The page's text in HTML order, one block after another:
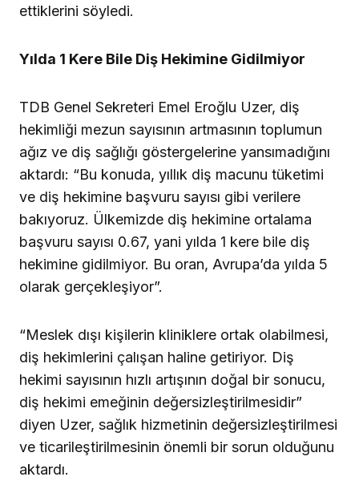
ettiklerini söyledi.
Yılda 1 Kere Bile Diş Hekimine Gidilmiyor
TDB Genel Sekreteri Emel Eroğlu Uzer, diş
hekimliği mezun sayısının artmasının toplumun
ağız ve diş sağlığı göstergelerine yansımadığını
aktardı: “Bu konuda, yıllık diş macunu tüketimi
ve diş hekimine başvuru sayısı gibi verilere
bakıyoruz. Ülkemizde diş hekimine ortalama
başvuru sayısı 0.67, yani yılda 1 kere bile diş
hekimine gidilmiyor. Bu oran, Avrupa’da yılda 5
olarak gerçekleşiyor”.
“Meslek dışı kişilerin kliniklere ortak olabilmesi,
diş hekimlerini çalışan haline getiriyor. Diş
hekimi sayısının hızlı artışının doğal bir sonucu,
diş hekimi emeğinin değersizleştirilmesidir”
diyen Uzer, sağlık hizmetinin değersizleştirilmesi
ve ticarileştirilmesinin önemli bir sorun olduğunu
aktardı.